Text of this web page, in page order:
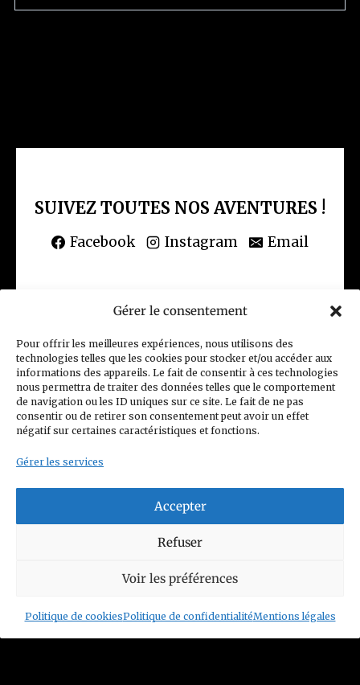
Gérer le consentement
Pour offrir les meilleures expériences, nous utilisons des
technologies telles que les cookies pour stocker et/ou accéder aux
informations des appareils. Le fait de consentir à ces technologies
nous permettra de traiter des données telles que le comportement
de navigation ou les ID uniques sur ce site. Le fait de ne pas
consentir ou de retirer son consentement peut avoir un effet
négatif sur certaines caractéristiques et fonctions.
Gérer les services
Accepter
Refuser
Voir les préférences
Politique de cookiesPolitique de confidentialitéMentions légales
SUIVEZ TOUTES NOS AVENTURES !
Facebook Instagram Email
(CGV) Conditions générales de vente
Politique de confidentialité
Charte Club Privé
Contact
Politique de cookies (UE)
© 2026 Figurines Family
Siret n°: 93352208800014
contact@figurinesfamily.com